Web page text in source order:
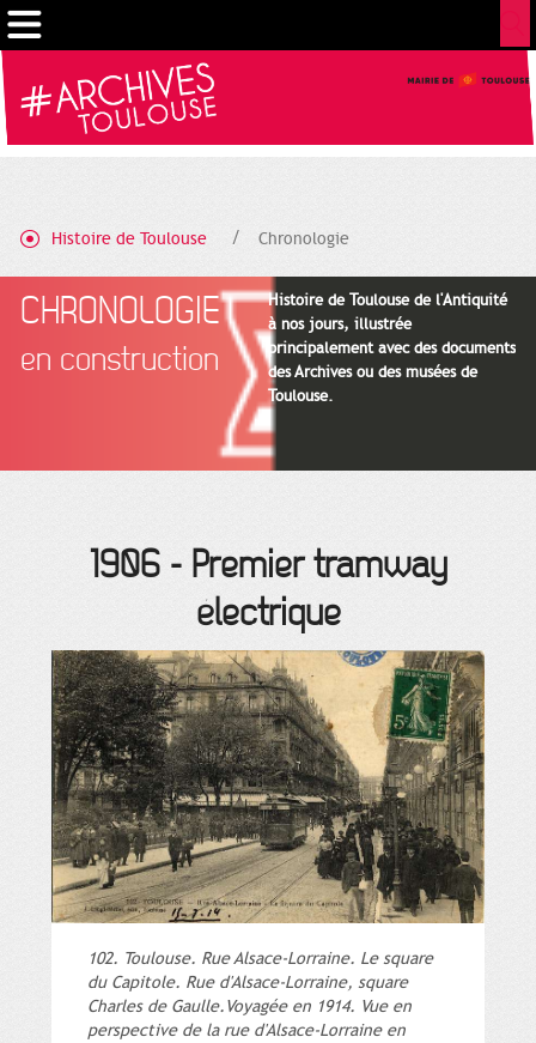
Histoire de Toulouse Chronologie
CHRONOLOGIE
en construction
Histoire de Toulouse de l'Antiquité
à nos jours, illustrée
principalement avec des documents
des Archives ou des musées de
Toulouse.
1906- Premier tramway
électrique
102. Toulouse. Rue Alsace-Lorraine. Le square
du Capitole. Rue d'Alsace-Lorraine, square
Charles de Gaulle.Voyagée en 1914. Vue en
perspective de la rue d'Alsace-Lorraine en
Gestion de vos préférences sur les cookies